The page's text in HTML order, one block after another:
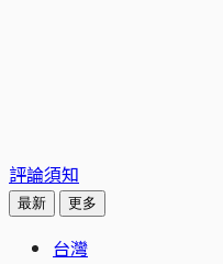
評論須知
最新 更多
台灣